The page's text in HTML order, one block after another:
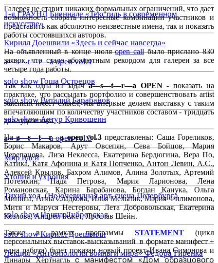
1-я ГРАУНД Биеннале «Текстиль в современном
искусстве»
Кирилл Доешвили «Здесь и сейчас навсегда»
a—s—t—r—a open vol.4
solo show Гоша Острецов
solo show Виталий Барабанов
solo show Артур Кривошеин
a—s—t—r—a open vol.3
Мир идей
Утопия и ухрония
Тихий ход. (Не)очевидная арт-сцена Петербурга
solo show Ирина Дубровская
solo show Кирилл Доешвили
Лекция «Антропология войны и мира» Федора Гиренка
Галерея не ставит никаких формальных ограничений, что дает
возможность собрать интересные комбинации участников и
представить как абсолютно неизвестные имена, так и показать
работы состоявшихся авторов.
На объявленный в конце июляopen сallбыло прислано 830
заявок, что стало абсолютным рекордом для галереи за все
четыре года работы.
Так как одна из задачa—s—t—r—a OPEN- показать на
практике, что рассылать портфолио и совершенствовать artist
statement имеет смысл, мы впервые делаем выставку с таким
впечатляющим по количеству участников составом - тридцать
два художника.
Наa—s—t—r—a open vol.3 представлены: Саша Гореликов,
Борис Макаров, Арут Овсепян, Сева Бойцов, Мария
Черепанова, Лиза Неклесса, Екатерина Бердюгина, Вера По,
Катика, Катя Афонина и Катя Попченко, Антон Левин, A.C.,
Алексей Крылов, Бахром Алимов, Алина Золотых, Артемий
Потемкин, Надя Петрова, Мария Ларионова, Лена
Романовская, Карина Барабанова, Богдан Канука, Ольга
Минина, Анна Сладкова, Илья Мельник, Мария Филимонова,
Митя и Маруся Нестеровы, Лета Добровольская, Екатерина
Козлова, Андрей Режет, Ярослав Шейн.
Также в рамках программы STATEMENT (цикл
персональных выставок-высказываний в формате манифест +
одна работа) будет показан новый проект Ивана Симонова и
Динары Хёртнагль с манифестом «Дом образцового